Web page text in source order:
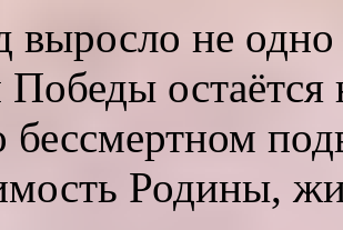
выросло не
бессмертном
Родины,